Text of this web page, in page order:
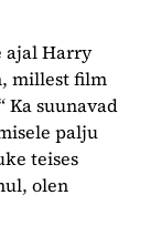
ajal Harry
millest film
Ka suunavad
palju
teises
olen